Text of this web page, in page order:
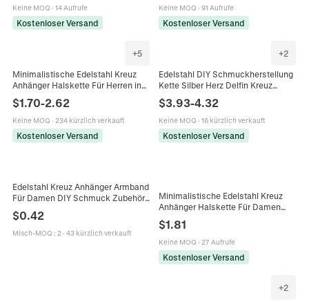
Keine MOQ · 14 Aufrufe
Kostenloser Versand
Keine MOQ · 91 Aufrufe
Kostenloser Versand
+5
Minimalistische Edelstahl Kreuz
Anhänger Halskette Für Herren ins
Stil Boxkette Gold Silber Schwarz
Titan Stahl Schmuck
$1.70-2.62
Keine MOQ · 234 kürzlich verkauft
Kostenloser Versand
+2
Edelstahl DIY Schmuckherstellung
Kette Silber Herz Delfin Kreuz
Formen Für Halsketten Armbänder
Fußkettchen Halbzeug
$3.93-4.32
Keine MOQ · 16 kürzlich verkauft
Kostenloser Versand
Edelstahl Kreuz Anhänger Armband
Für Damen DIY Schmuck Zubehör
Mit Hummer Verschluss Silber
Verstellbare Kette Armband
$0.42
Misch-MOQ : 2· 43 kürzlich verkauft
Minimalistische Edelstahl Kreuz
Anhänger Halskette Für Damen
Plattiert Zierliche Schmuck
Geschenk
$1.81
Keine MOQ · 27 Aufrufe
Kostenloser Versand
+2